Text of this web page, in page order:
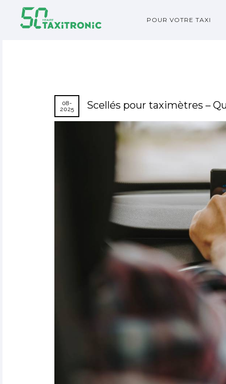
POUR VOTRE TAXI
08-
2025
Scellés pour taximètres –